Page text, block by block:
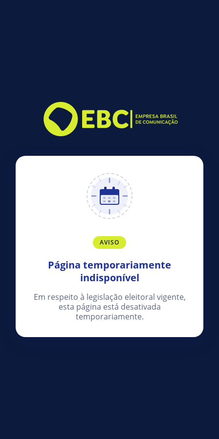
AVISO
Página temporariamente
indisponível
Em respeito à legislação eleitoral vigente,
esta página está desativada
temporariamente.